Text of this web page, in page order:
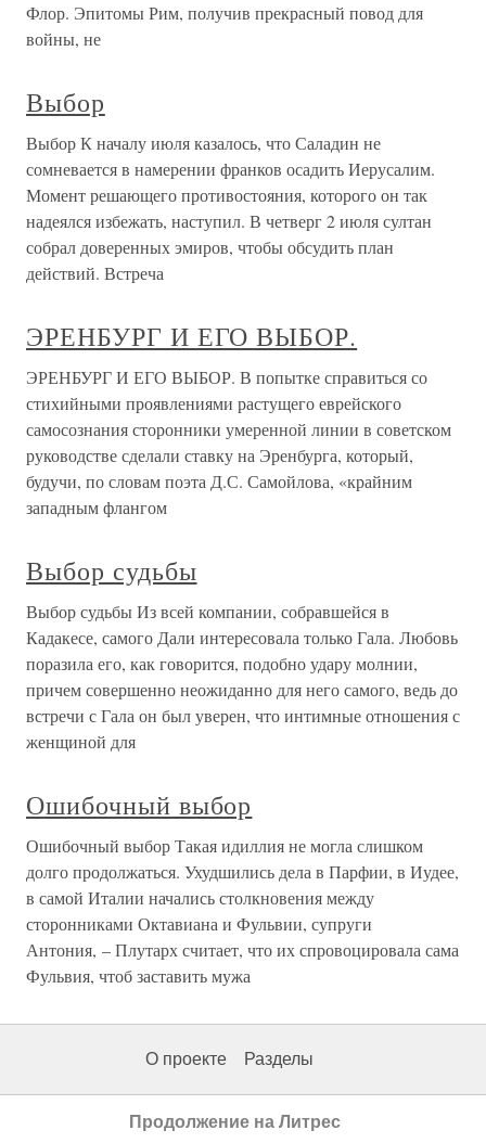
Флор. Эпитомы Рим, получив прекрасный повод для
войны, не
Выбор
Выбор К началу июля казалось, что Саладин не
сомневается в намерении франков осадить Иерусалим.
Момент решающего противостояния, которого он так
надеялся избежать, наступил. В четверг 2 июля султан
собрал доверенных эмиров, чтобы обсудить план
действий. Встреча
ЭРЕНБУРГ И ЕГО ВЫБОР.
ЭРЕНБУРГ И ЕГО ВЫБОР. В попытке справиться со
стихийными проявлениями растущего еврейского
самосознания сторонники умеренной линии в советском
руководстве сделали ставку на Эренбурга, который,
будучи, по словам поэта Д.С. Самойлова, «крайним
западным флангом
Выбор судьбы
Выбор судьбы Из всей компании, собравшейся в
Кадакесе, самого Дали интересовала только Гала. Любовь
поразила его, как говорится, подобно удару молнии,
причем совершенно неожиданно для него самого, ведь до
встречи с Гала он был уверен, что интимные отношения с
женщиной для
Ошибочный выбор
Ошибочный выбор Такая идиллия не могла слишком
долго продолжаться. Ухудшились дела в Парфии, в Иудее,
в самой Италии начались столкновения между
сторонниками Октавиана и Фульвии, супруги
Антония, – Плутарх считает, что их спровоцировала сама
Фульвия, чтоб заставить мужа
О проекте Разделы
Продолжение на Литрес